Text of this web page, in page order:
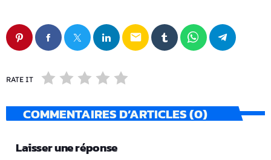
email
RATE IT
COMMENTAIRES D’ARTICLES (0)
Laisser une réponse